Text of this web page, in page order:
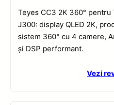
Teyes CC3 2K 360°
J300: display QLED 2K,
sistem 360° cu 4 camere,
și DSP performant.
Vezi